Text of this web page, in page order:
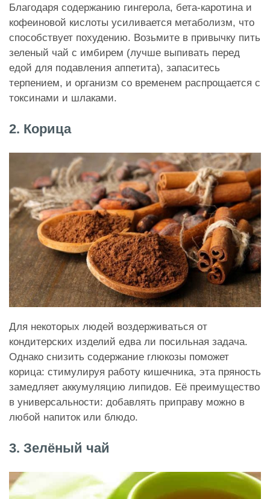
Благодаря содержанию гингерола, бета-каротина и
кофеиновой кислоты усиливается метаболизм, что
способствует похудению. Возьмите в привычку пить
зеленый чай с имбирем (лучше выпивать перед
едой для подавления аппетита), запаситесь
терпением, и организм со временем распрощается с
токсинами и шлаками.
2. Корица
Для некоторых людей воздерживаться от
кондитерских изделий едва ли посильная задача.
Однако снизить содержание глюкозы поможет
корица: стимулируя работу кишечника, эта пряность
замедляет аккумуляцию липидов. Её преимущество
в универсальности: добавлять приправу можно в
любой напиток или блюдо.
3. Зелёный чай